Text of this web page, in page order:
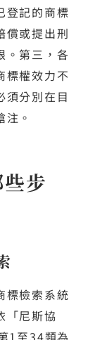
登記的商標
償或提出刑
。第三，各
標權效力不
須分別在目
。
步
標檢索系統
「尼斯協
第1至34類為